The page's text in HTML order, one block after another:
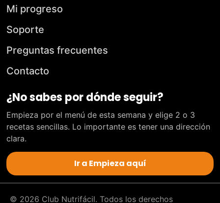
Mi progreso
Soporte
Preguntas frecuentes
Contacto
¿No sabes por dónde seguir?
Empieza por el menú de esta semana y elige 2 o 3
recetas sencillas. Lo importante es tener una dirección
clara.
Ir a Empieza aquí
© 2026 Club Nutrifácil. Todos los derechos